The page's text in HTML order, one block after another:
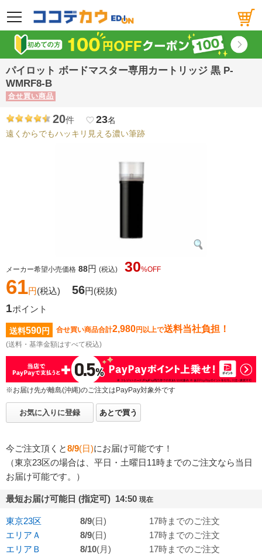
メニュー
パイロット ボードマスター専用カートリッジ 黒 P-
WMRF8-B
合せ買い商品
20件 favorite_border23名
遠くからでもハッキリ見える濃い筆跡
メーカー希望小売価格 88円 (税込) 30%OFF
61円(税込) 56円(税抜)
1ポイント
送料590円 合せ買い商品合計2,980円以上で送料当社負担！
(送料・基準金額はすべて税込)
※お届け先が離島(沖縄)のご注文はPayPay対象外です
お気に入りに登録 あとで買う
今ご注文頂くと8/9(日)にお届け可能です！
（東京23区の場合は、平日・土曜日11時までのご注文なら当日
お届け可能です。）
最短お届け可能日 (指定可) 14:50 現在
東京23区 8/9(日)
17時までのご注文
エリアＡ
8/9(日)
17時までのご注文
エリアＢ
8/10(月)
17時までのご注文